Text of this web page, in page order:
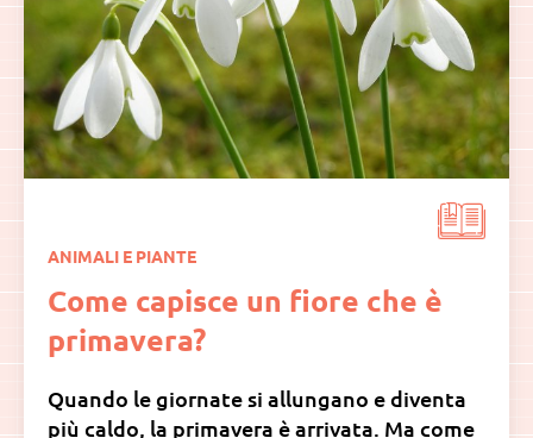
ANIMALI E PIANTE
Come capisce un fiore che è
primavera?
Quando le giornate si allungano e diventa
più caldo, la primavera è arrivata. Ma come